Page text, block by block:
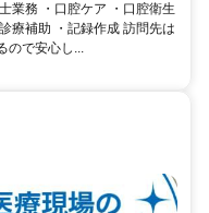
業務 ・口腔ケア ・口腔衛生
療補助 ・記録作成 訪問先は
ので安心し...